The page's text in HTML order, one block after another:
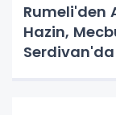
Rumeli'den
Hazin,
Serdivan'da